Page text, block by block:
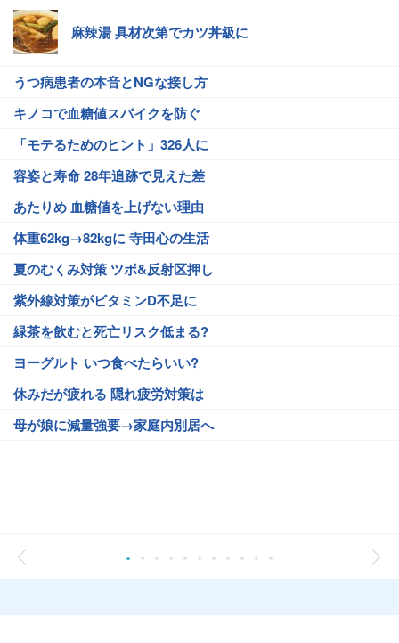
麻辣湯 具材次第でカツ丼級に
うつ病患者の本音とNGな接し方
キノコで血糖値スパイクを防ぐ
「モテるためのヒント」326人に
容姿と寿命 28年追跡で見えた差
あたりめ 血糖値を上げない理由
体重62kg→82kgに 寺田心の生活
夏のむくみ対策 ツボ&反射区押し
紫外線対策がビタミンD不足に
緑茶を飲むと死亡リスク低まる?
ヨーグルト いつ食べたらいい?
休みだが疲れる 隠れ疲労対策は
母が娘に減量強要→家庭内別居へ